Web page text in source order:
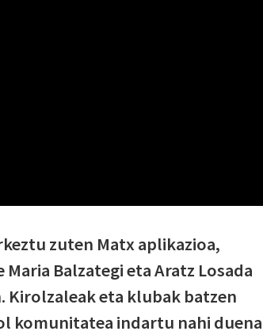
zuten Matx aplikazioa,
Balzategi eta Aratz Losada
Kirolzaleak eta klubak batzen
komunitatea indartu nahi